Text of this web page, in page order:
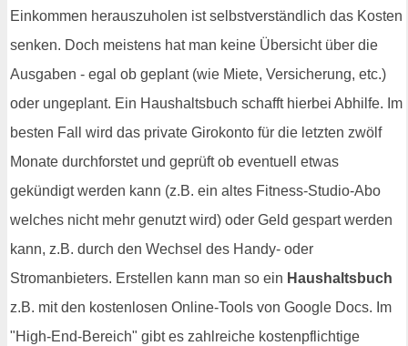
Einkommen herauszuholen ist selbstverständlich das Kosten
senken. Doch meistens hat man keine Übersicht über die
Ausgaben - egal ob geplant (wie Miete, Versicherung, etc.)
oder ungeplant. Ein Haushaltsbuch schafft hierbei Abhilfe. Im
besten Fall wird das private Girokonto für die letzten zwölf
Monate durchforstet und geprüft ob eventuell etwas
gekündigt werden kann (z.B. ein altes Fitness-Studio-Abo
welches nicht mehr genutzt wird) oder Geld gespart werden
kann, z.B. durch den Wechsel des Handy- oder
Stromanbieters. Erstellen kann man so ein Haushaltsbuch
z.B. mit den kostenlosen Online-Tools von Google Docs. Im
"High-End-Bereich" gibt es zahlreiche kostenpflichtige